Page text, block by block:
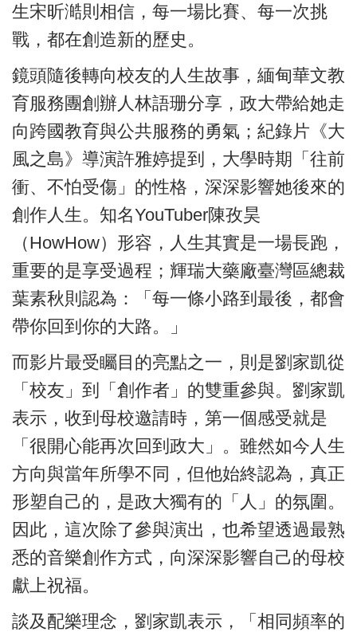
生宋昕澔則相信，每一場比賽、每一次挑
戰，都在創造新的歷史。
鏡頭隨後轉向校友的人生故事，緬甸華文教
育服務團創辦人林語珊分享，政大帶給她走
向跨國教育與公共服務的勇氣；紀錄片《大
風之島》導演許雅婷提到，大學時期「往前
衝、不怕受傷」的性格，深深影響她後來的
創作人生。知名YouTuber陳孜昊
（HowHow）形容，人生其實是一場長跑，
重要的是享受過程；輝瑞大藥廠臺灣區總裁
葉素秋則認為：「每一條小路到最後，都會
帶你回到你的大路。」
而影片最受矚目的亮點之一，則是劉家凱從
「校友」到「創作者」的雙重參與。劉家凱
表示，收到母校邀請時，第一個感受就是
「很開心能再次回到政大」。雖然如今人生
方向與當年所學不同，但他始終認為，真正
形塑自己的，是政大獨有的「人」的氛圍。
因此，這次除了參與演出，也希望透過最熟
悉的音樂創作方式，向深深影響自己的母校
獻上祝福。
談及配樂理念，劉家凱表示，「相同頻率的